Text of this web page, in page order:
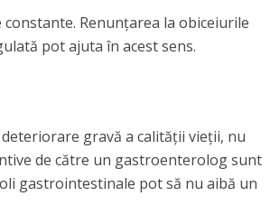
Renunțarea la obiceiurile
pot ajuta în acest sens.
gravă a calității vieții, nu
de către un gastroenterolog sunt
gastrointestinale pot să nu aibă un